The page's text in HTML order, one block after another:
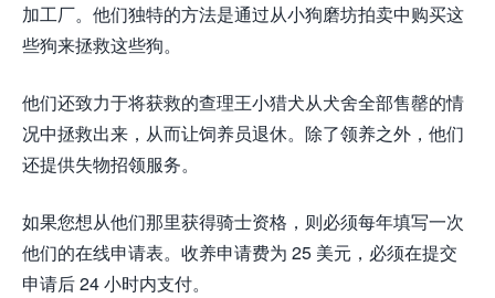
加工厂。他们独特的方法是通过从小狗磨坊拍卖中购买这
些狗来拯救这些狗。
他们还致力于将获救的查理王小猎犬从犬舍全部售罄的情
况中拯救出来，从而让饲养员退休。除了领养之外，他们
还提供失物招领服务。
如果您想从他们那里获得骑士资格，则必须每年填写一次
他们的在线申请表。收养申请费为 25 美元，必须在提交
申请后 24 小时内支付。